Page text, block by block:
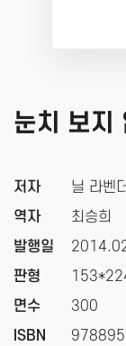
눈치 보지
저자
역자
발행일
판형
면수
ISBN
닐 라벤
최승희
300